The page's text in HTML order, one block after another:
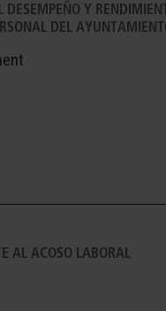
DESEMPEÑO Y
DEL
AL ACOSO LABORAL